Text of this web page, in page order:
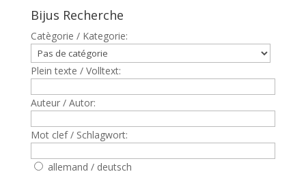
Bijus Recherche
Catègorie / Kategorie:
Plein texte / Volltext:
Auteur / Autor:
Mot clef / Schlagwort:
allemand / deutsch